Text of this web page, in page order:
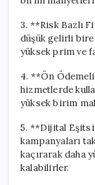
3. **Risk Bazlı
düşük gelirli
yüksek prim ve
4. **Ön
hizmetlerde
yüksek birim
5. **Dijital
kampanyaları
kaçırarak daha
kalabilirler.